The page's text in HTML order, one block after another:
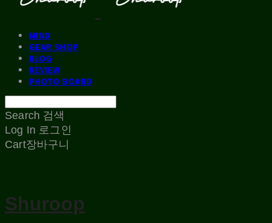
MIND
GEAR SHOP
BLOG
REVIEW
PHOTO BOARD
Search 검색
Log In 로그인
Cart장바구니
Shuroop